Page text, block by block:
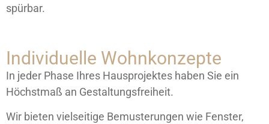
spürbar.
Individuelle Wohnkonzepte
In jeder Phase Ihres Hausprojektes haben Sie ein
Höchstmaß an Gestaltungsfreiheit.
Wir bieten vielseitige Bemusterungen wie Fenster,